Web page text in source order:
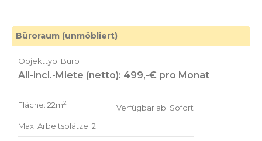
Büroraum (unmöbliert)
Objekttyp: Büro
All-incl.-Miete (netto): 499,-€ pro Monat
Fläche: 22m2
Max. Arbeitsplätze: 2
Verfügbar ab: Sofort